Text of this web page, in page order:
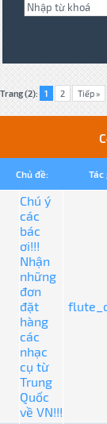
Trang (2): 1 2 Tiếp »
Chủ đề: Tác
Chú ý
các
bác
ơi!!!
Nhận
những
đơn
đặt
hàng
các
nhạc
cụ từ
Trung
Quốc
về VN!!!